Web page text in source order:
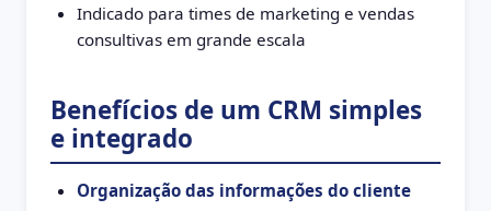
Indicado para times de marketing e vendas
consultivas em grande escala
Benefícios de um CRM simples
e integrado
Organização das informações do cliente